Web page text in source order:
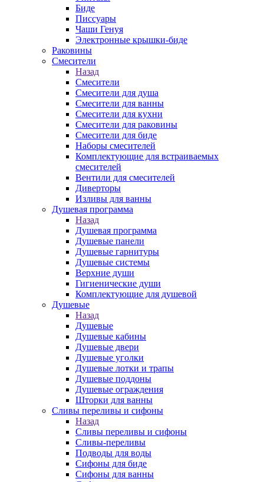
Биде
Писсуары
Чаши Генуя
Электронные крышки-биде
Раковины
Смесители
Назад
Смесители
Смесители для душа
Смесители для ванны
Смесители для кухни
Смесители для раковины
Смесители для биде
Наборы смесителей
Комплектующие для встраиваемых
смесителей
Вентили для смесителей
Диверторы
Изливы для ванны
Душевая программа
Назад
Душевая программа
Душевые панели
Душевые гарнитуры
Душевые системы
Верхние души
Гигиенические души
Комплектующие для душевой
Душевые
Назад
Душевые
Душевые кабины
Душевые двери
Душевые уголки
Душевые лотки и трапы
Душевые поддоны
Душевые ограждения
Шторки для ванны
Сливы переливы и сифоны
Назад
Сливы переливы и сифоны
Сливы-переливы
Подводы для воды
Сифоны для биде
Сифоны для ванны